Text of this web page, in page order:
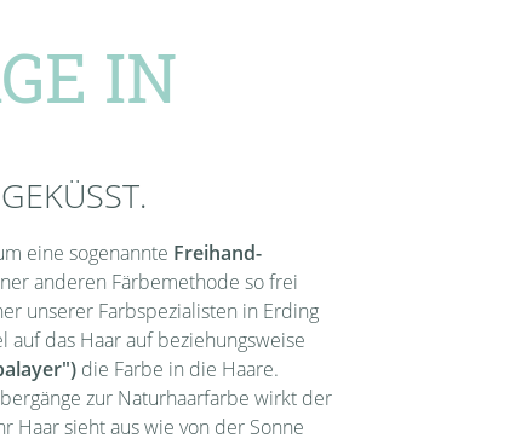
IN
eine sogenannte Freihand-
anderen Färbemethode so frei
unserer Farbspezialisten in Erding
das Haar auf beziehungsweise
die Farbe in die Haare.
zur Naturhaarfarbe wirkt der
Haar sieht aus wie von der Sonne